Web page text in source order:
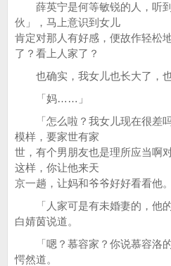
薛英宁是何等敏锐的人，听到
伙」，马上意识到女儿
肯定对那人有好感，便故作轻松
了？看上人家了？
也确实，我女儿也长大了，也
「妈……」
「怎么啦？我女儿现在很差吗
模样，要家世有家
世，有个男朋友也是理所应当啊
这样，你让他来天
京一趟，让妈和爷爷好好看看他
「人家可是有未婚妻的，他的
白婧茵说道。
「嗯？慕容家？你说慕容洛的
愕然道。